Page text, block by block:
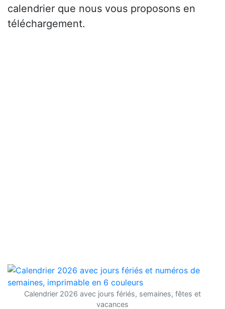
calendrier que nous vous proposons en
téléchargement.
Calendrier 2026 avec jours fériés, semaines, fêtes et
vacances